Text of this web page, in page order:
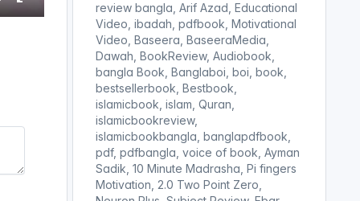
E
review bangla, Arif Azad, Educational
Video, ibadah, pdfbook, Motivational
Video, Baseera, BaseeraMedia,
Dawah, BookReview, Audiobook,
bangla Book, Banglaboi, boi, book,
bestsellerbook, Bestbook,
islamicbook, islam, Quran,
islamicbookreview,
islamicbookbangla, banglapdfbook,
pdf, pdfbangla, voice of book, Ayman
Sadik, 10 Minute Madrasha, Pi fingers
Motivation, 2.0 Two Point Zero,